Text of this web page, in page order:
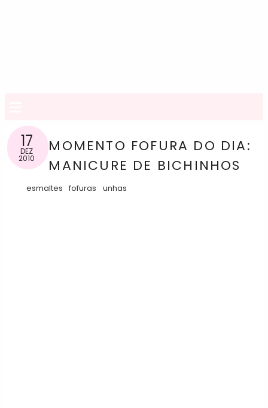
17
DEZ
2010
MOMENTO FOFURA DO DIA:
MANICURE DE BICHINHOS
esmaltes fofuras unhas